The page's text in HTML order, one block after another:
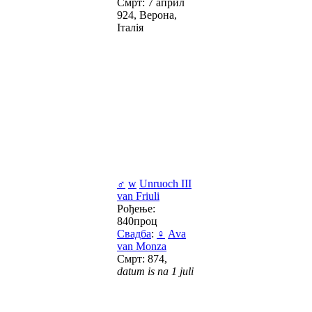
Смрт: 7 април
924, Верона,
Італія
♂ w Unruoch III
van Friuli
Рођење:
840проц
Свадба: ♀ Ava
van Monza
Смрт: 874,
datum is na 1 juli